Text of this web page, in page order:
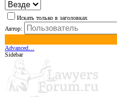
Искать только в заголовках
Автор:
Advanced…
Sidebar